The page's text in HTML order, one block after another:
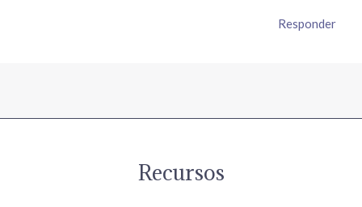
Responder
Recursos